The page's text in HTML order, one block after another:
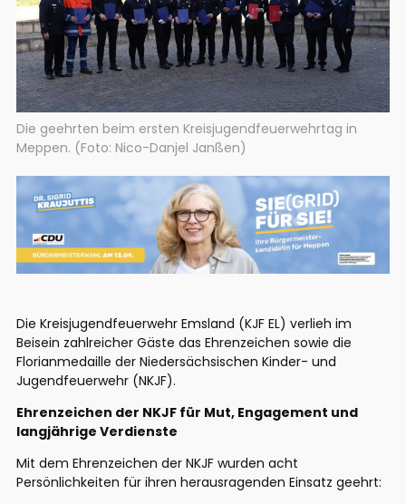
Die geehrten beim ersten Kreisjugendfeuerwehrtag in
Meppen. (Foto: Nico-Danjel Janßen)
Die Kreisjugendfeuerwehr Emsland (KJF EL) verlieh im
Beisein zahlreicher Gäste das Ehrenzeichen sowie die
Florianmedaille der Niedersächsischen Kinder- und
Jugendfeuerwehr (NKJF).
Ehrenzeichen der NKJF für Mut, Engagement und
langjährige Verdienste
Mit dem Ehrenzeichen der NKJF wurden acht
Persönlichkeiten für ihren herausragenden Einsatz geehrt: